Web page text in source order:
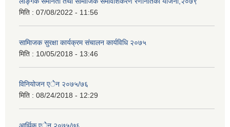
मिति : 07/08/2022 - 11:56
सामािजक सुरक्षा कार्यक्रम संचालन कार्यविधि २०७५
मिति : 10/05/2018 - 13:46
विनियोजन एेेन २०७५/७६
मिति : 08/24/2018 - 12:29